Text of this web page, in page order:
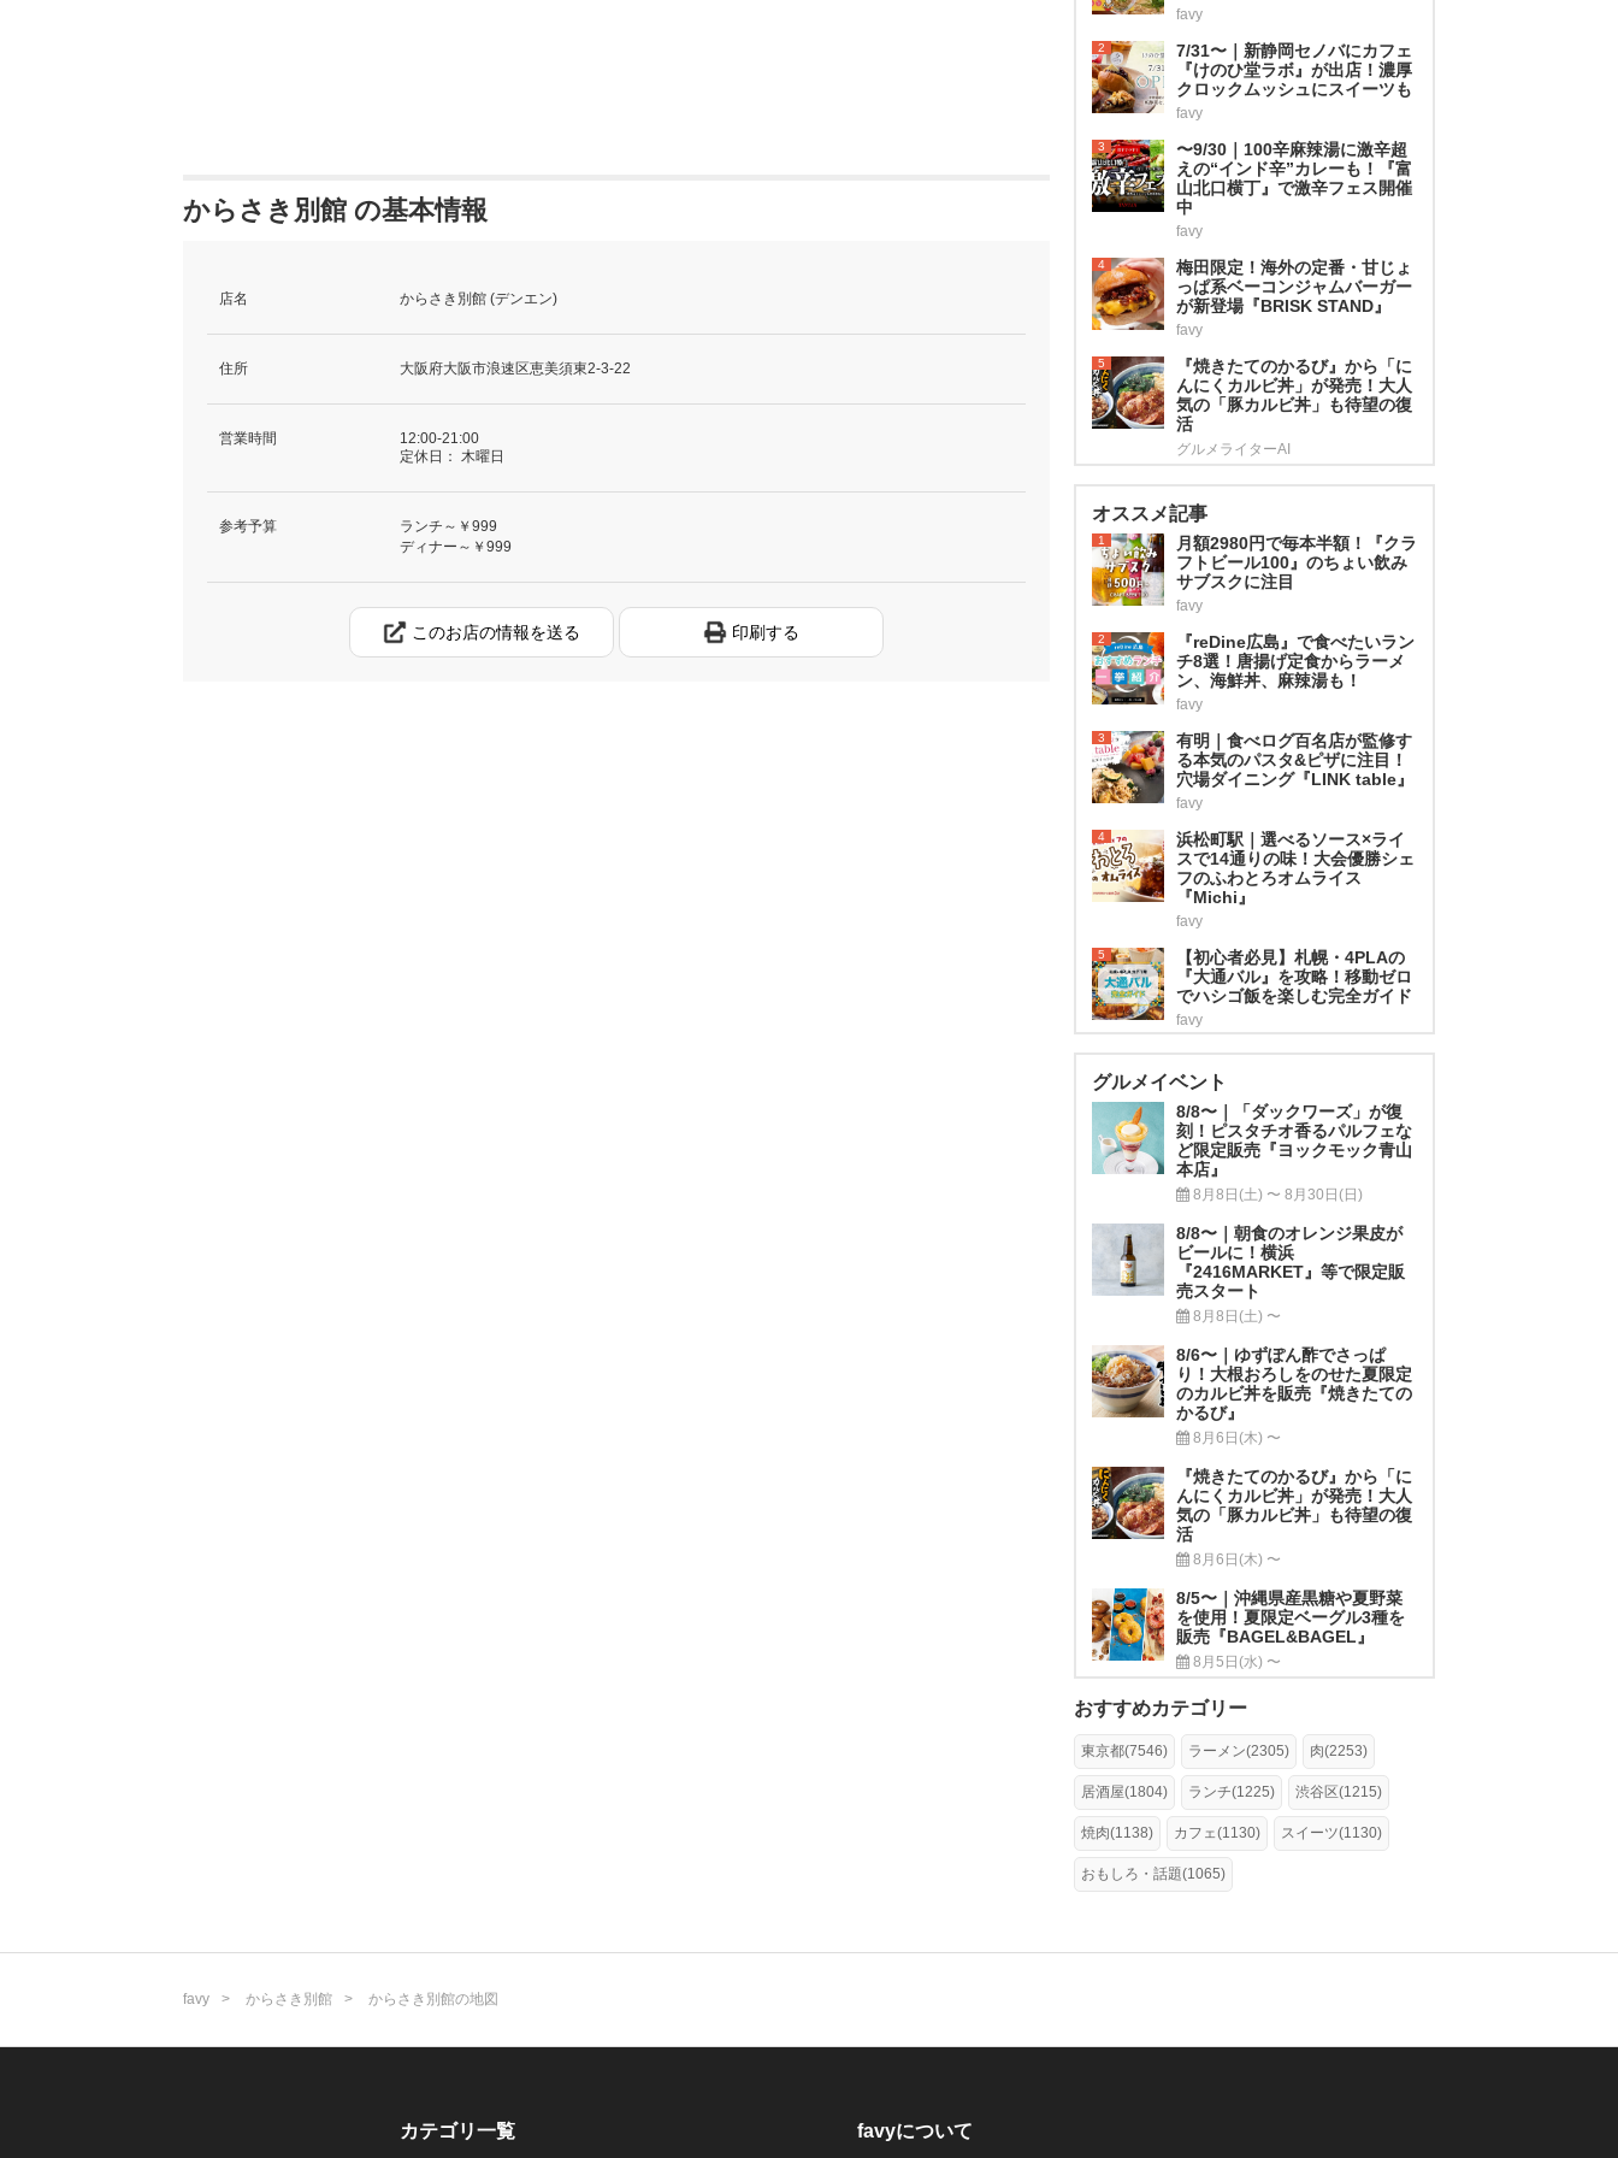
からさき別館 の基本情報
店名 からさき別館 (デンエン)
住所 大阪府大阪市浪速区恵美須東2-3-22
営業時間
12:00-21:00
定休日：
木曜日
参考予算
ランチ～￥999
ディナー～￥999
このお店の情報を送る 印刷する
favy
2
7/31〜｜新静岡セノバにカフェ
『けのひ堂ラボ』が出店！濃厚
クロックムッシュにスイーツも
favy
3
〜9/30｜100辛麻辣湯に激辛超
えの“インド辛”カレーも！『富
山北口横丁』で激辛フェス開催
中
favy
4
梅田限定！海外の定番・甘じょ
っぱ系ベーコンジャムバーガー
が新登場『BRISK STAND』
favy
5
『焼きたてのかるび』から「に
んにくカルビ丼」が発売！大人
気の「豚カルビ丼」も待望の復
活
グルメライターAI
オススメ記事
1
月額2980円で毎本半額！『クラ
フトビール100』のちょい飲み
サブスクに注目
favy
2
『reDine広島』で食べたいラン
チ8選！唐揚げ定食からラーメ
ン、海鮮丼、麻辣湯も！
favy
3
有明｜食べログ百名店が監修す
る本気のパスタ&ピザに注目！
穴場ダイニング『LINK table』
favy
4
浜松町駅｜選べるソース×ライ
スで14通りの味！大会優勝シェ
フのふわとろオムライス
『Michi』
favy
5
【初心者必見】札幌・4PLAの
『大通バル』を攻略！移動ゼロ
でハシゴ飯を楽しむ完全ガイド
favy
グルメイベント
8/8〜｜「ダックワーズ」が復
刻！ピスタチオ香るパルフェな
ど限定販売『ヨックモック青山
本店』
8月8日(土) 〜 8月30日(日)
8/8〜｜朝食のオレンジ果皮が
ビールに！横浜
『2416MARKET』等で限定販
売スタート
8月8日(土) 〜
8/6〜｜ゆずぽん酢でさっぱ
り！大根おろしをのせた夏限定
のカルビ丼を販売『焼きたての
かるび』
8月6日(木) 〜
『焼きたてのかるび』から「に
んにくカルビ丼」が発売！大人
気の「豚カルビ丼」も待望の復
活
8月6日(木) 〜
8/5〜｜沖縄県産黒糖や夏野菜
を使用！夏限定ベーグル3種を
販売『BAGEL&BAGEL』
8月5日(水) 〜
おすすめカテゴリー
東京都(7546) ラーメン(2305) 肉(2253)
居酒屋(1804) ランチ(1225) 渋谷区(1215)
焼肉(1138) カフェ(1130) スイーツ(1130)
おもしろ・話題(1065)
favy からさき別館 からさき別館の地図
カテゴリ一覧 favyについて